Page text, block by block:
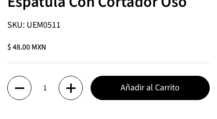
SKU: UEM0511
$ 48.00 MXN
Cantidad
Añadir al Carrito